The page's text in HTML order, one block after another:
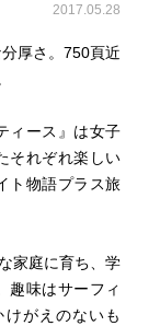
2017.05.28
厚さ。750頁近
ィース』は女子
それぞれ楽しい
ト物語プラス旅
家庭に育ち、学
趣味はサーフィ
がえのないも